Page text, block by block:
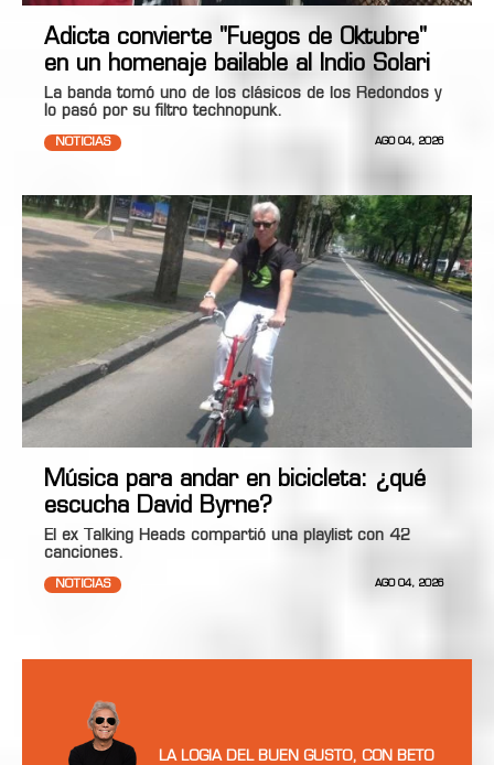
Adicta convierte "Fuegos de Oktubre"
en un homenaje bailable al Indio Solari
La banda tomó uno de los clásicos de los Redondos y
lo pasó por su filtro technopunk.
NOTICIAS AGO 04, 2026
Música para andar en bicicleta: ¿qué
escucha David Byrne?
El ex Talking Heads compartió una playlist con 42
canciones.
NOTICIAS AGO 04, 2026
LA LOGIA DEL BUEN GUSTO, CON BETO